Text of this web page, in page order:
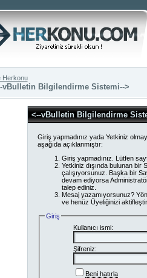
Herkonu
vBulletin Bilgilendirme Sistemi-->
<--vBulletin Bilgilendirme
Giriş yapmadınız yada Yetkiniz
aşağıda açıklanmıştır:
Giriş yapmadınız. Lütfen
Yetkiniz dışında bulunan
çalışıyorsunuz. Başka bir
devam ediyorsa
talep ediniz.
Mesaj yazamıyorsunuz?
ve henüz Üyeliğinizi
Giriş
Kullanıcı ismi:
Şifreniz:
Beni hatırla